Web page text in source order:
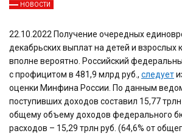
НОВОСТИ
22.10.2022 Получение очередных
декабрьских выплат на детей и взрослых
вполне вероятно. Российский
с профицитом в 481,9 млрд руб., следует
оценки Минфина России. По данным
поступивших доходов составил 15,77 трлн
общему объему доходов федерального
расходов – 15,29 трлн руб. (64,6% от